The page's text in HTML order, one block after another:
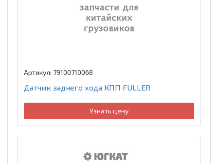
Артикул: 79100710068
Датчик заднего хода КПП FULLER
Узнать цену